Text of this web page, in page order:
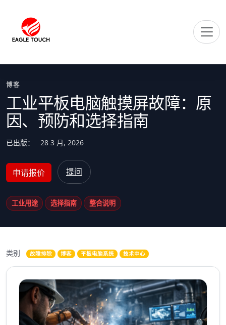
博客
工业平板电脑触摸屏故障：原
因、预防和选择指南
已出版： 28 3 月, 2026
申请报价 提问
工业用途 选择指南 整合说明
类别 故障排除 博客 平板电脑系统 技术中心